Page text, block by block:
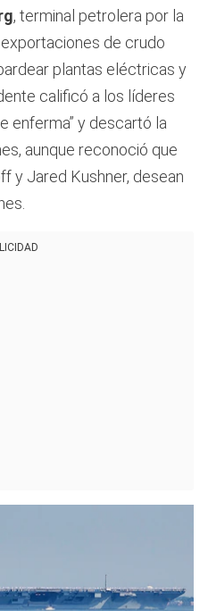
, terminal petrolera por la
de crudo
plantas eléctricas y
calificó a los líderes
enferma” y descartó la
aunque reconoció que
y Jared Kushner, desean